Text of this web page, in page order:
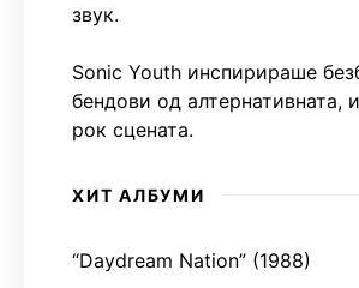
звук.
Sonic Youth инспирираше
бендови од алтернативната,
рок сцената.
ХИТ АЛБУМИ
“Daydream Nation” (1988)